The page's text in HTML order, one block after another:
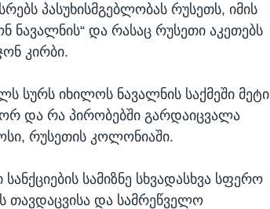
პასუხისმგებლობას რუსეთს, იმის
ნავალნის“ და რასაც რუსეთი აკეთებს
კირბი.
სურს იხილოს ნავალნის საქმეში მეტი
და რა პირობებში გარდაიცვალა
რუსეთის კოლონიაში.
სამიზნე სხვადასხვა სფერო
თავდაცვისა და სამრეწველო